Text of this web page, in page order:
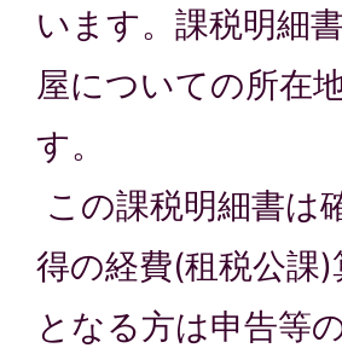
います。課税明細
屋についての所在
す。
この課税明細書は
得の経費(租税公課
となる方は申告等